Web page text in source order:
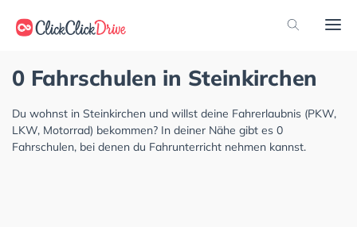
0 Fahrschulen in Steinkirchen
Du wohnst in Steinkirchen und willst deine Fahrerlaubnis (PKW,
LKW, Motorrad) bekommen? In deiner Nähe gibt es 0
Fahrschulen, bei denen du Fahrunterricht nehmen kannst.